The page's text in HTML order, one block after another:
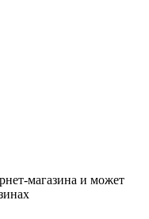
магазина и может